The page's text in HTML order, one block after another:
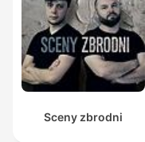
Sceny zbrodni